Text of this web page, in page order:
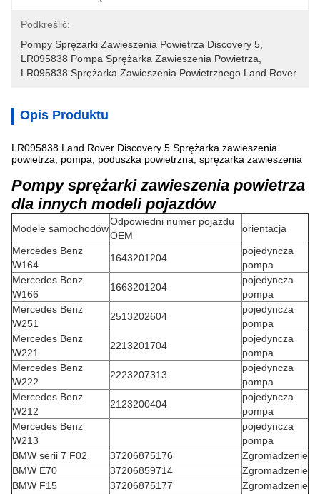
Podkreślić:
Pompy Sprężarki Zawieszenia Powietrza Discovery 5
LR095838 Pompa Sprężarka Zawieszenia Powietrza
LR095838 Sprężarka Zawieszenia Powietrznego Land Rover
Opis Produktu
LR095838 Land Rover Discovery 5 Sprężarka zawieszenia
powietrza, pompa, poduszka powietrzna, sprężarka zawieszenia
Pompy sprężarki zawieszenia powietrza
dla innych modeli pojazdów
Modele samochodów
Odpowiedni numer pojazdu
OEM
orientacja
Mercedes Benz
W164
1643201204
pojedyncza
pompa
Mercedes Benz
W166
1663201204
pojedyncza
pompa
Mercedes Benz
W251
2513202604
pojedyncza
pompa
Mercedes Benz
W221
2213201704
pojedyncza
pompa
Mercedes Benz
W222
2223207313
pojedyncza
pompa
Mercedes Benz
W212
2123200404
pojedyncza
pompa
Mercedes Benz
W213
pojedyncza
pompa
BMW serii 7 F02
37206875176
Zgromadzenie
BMW E70
37206859714
Zgromadzenie
BMW F15
37206875177
Zgromadzenie